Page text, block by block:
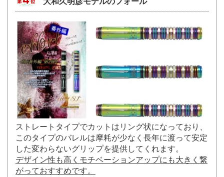
ストレートタイプでカットはリング状になっており、
このタイプのバレルは摩耗が少なく長年に渡って安定
した変わらないグリップを提供してくれます。
デザイン性も高くモチベーションアップにも大きく繋
がっておすすめです。